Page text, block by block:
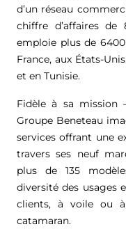
d’un réseau
chiffre d’affaires de
emploie plus de
France, aux États-
et en Tunisie.
Fidèle à sa
Groupe Beneteau
services offrant une
travers ses neuf
plus de 135
diversité des usages
clients, à voile ou
catamaran.